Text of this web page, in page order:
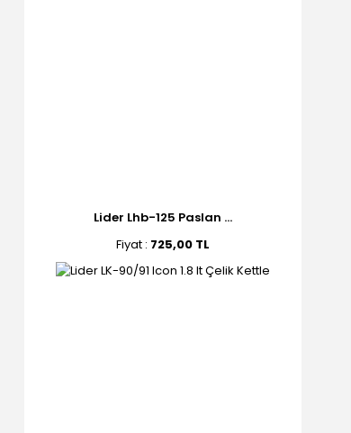
Lider Lhb-125 Paslan ...
Fiyat : 725,00 TL